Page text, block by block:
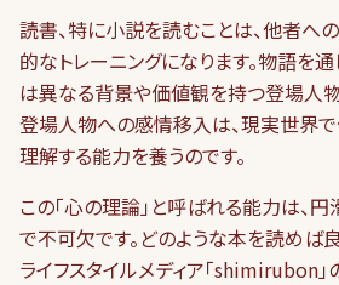
読書、特に小説を読むことは、他者へ
的なトレーニングになります。物語を
は異なる背景や価値観を持つ登場人
登場人物への感情移入は、現実世界
理解する能力を養うのです。
この「心の理論」と呼ばれる能力は、
で不可欠です。どのような本を読めば
ライフスタイルメディア「shimirubon」